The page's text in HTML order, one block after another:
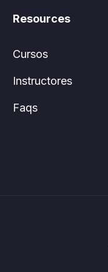
Resources
Cursos
Instructores
Faqs